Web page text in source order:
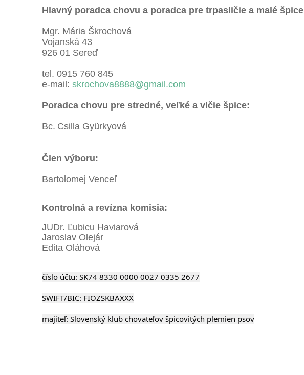
Hlavný poradca chovu a poradca pre trpasličie a malé špice
Mgr. Mária Škrochová
Vojanská 43
926 01 Sereď
tel. 0915 760 845
e-mail: skrochova8888@gmail.com
Poradca chovu pre stredné, veľké a vlčie špice:
Bc. Csilla Gyürkyová
Člen výboru:
Bartolomej Venceľ
Kontrolná a revízna komisia:
JUDr. Ľubicu Haviarová
Jaroslav Olejár
Edita Oláhová
číslo účtu: SK74 8330 0000 0027 0335 2677
SWIFT/BIC: FIOZSKBAXXX
majiteľ: Slovenský klub chovateľov špicovitých plemien psov